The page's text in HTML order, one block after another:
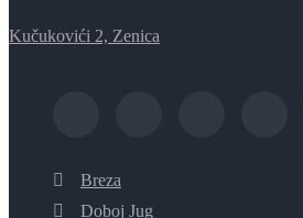
Kučukovići 2, Zenica
Breza
Doboj Jug